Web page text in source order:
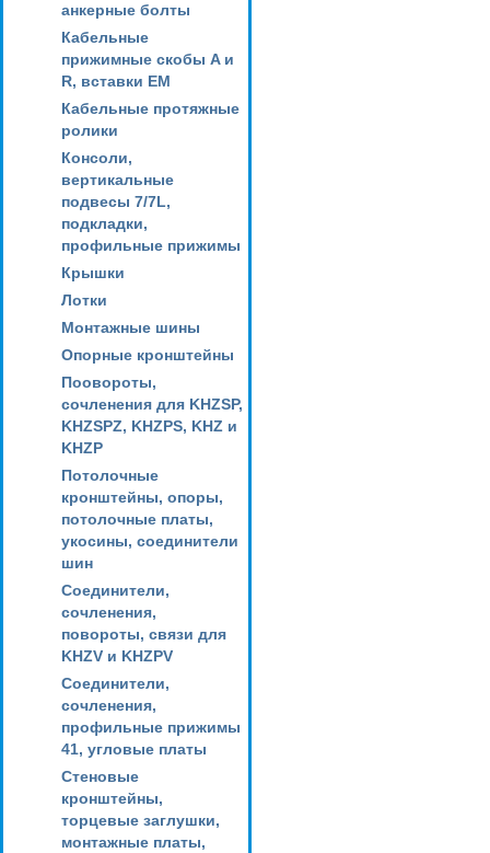
анкерные болты
Кабельные
прижимные скобы A и
R, вставки EM
Кабельные протяжные
ролики
Консоли,
вертикальные
подвесы 7/7L,
подкладки,
профильные прижимы
Крышки
Лотки
Монтажные шины
Опорные кронштейны
Поовороты,
сочленения для KHZSP,
KHZSPZ, KHZPS, KHZ и
KHZP
Потолочные
кронштейны, опоры,
потолочные платы,
укосины, соединители
шин
Соединители,
сочленения,
повороты, связи для
KHZV и KHZPV
Соединители,
сочленения,
профильные прижимы
41, угловые платы
Стеновые
кронштейны,
торцевые заглушки,
монтажные платы,